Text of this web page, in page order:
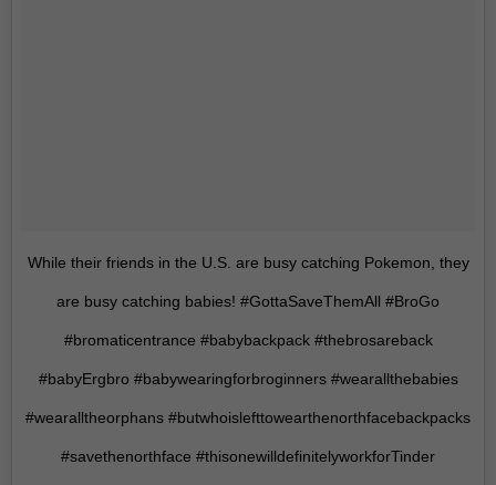
While their friends in the U.S. are busy catching Pokemon, they
are busy catching babies! #GottaSaveThemAll #BroGo
#bromaticentrance #babybackpack #thebrosareback
#babyErgbro #babywearingforbroginners #wearallthebabies
#wearalltheorphans #butwhoislefttowearthenorthfacebackpacks
#savethenorthface #thisonewilldefinitelyworkforTinder